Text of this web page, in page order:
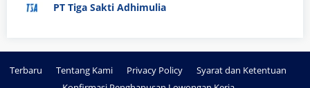
PT Tiga Sakti Adhimulia
Terbaru Tentang Kami Privacy Policy
Syarat dan Ketentuan